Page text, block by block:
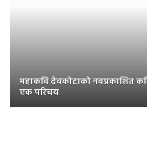
महाकवि देवकोटाको नवप्रकाशित
एक परिचय